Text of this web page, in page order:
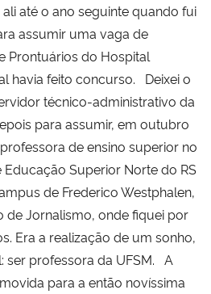
até o ano seguinte quando fui
assumir uma vaga de
Prontuários do Hospital
havia feito concurso. Deixei o
técnico-administrativo da
para assumir, em outubro
de ensino superior no
Superior Norte do RS
de Frederico Westphalen,
de Jornalismo, onde fiquei por
Era a realização de um sonho,
ser professora da UFSM. A
para a então novíssima